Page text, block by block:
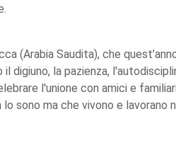
(Arabia Saudita), che
digiuno, la pazienza,
l'unione con amici e
sono ma che vivono e lavorano